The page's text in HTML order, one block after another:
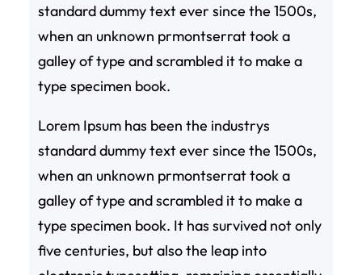
standard dummy text ever since the 1500s,
when an unknown prmontserrat took a
galley of type and scrambled it to make a
type specimen book.
Lorem Ipsum has been the industrys
standard dummy text ever since the 1500s,
when an unknown prmontserrat took a
galley of type and scrambled it to make a
type specimen book. It has survived not only
five centuries, but also the leap into